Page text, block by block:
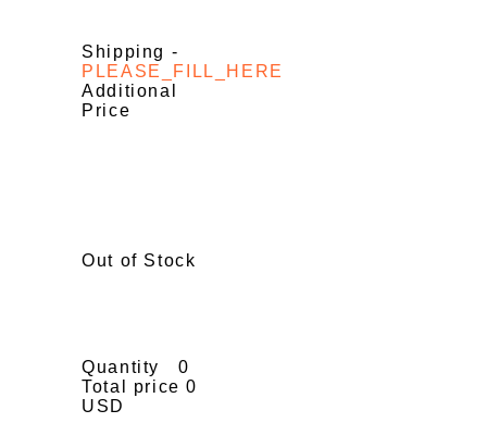
Shipping -
PLEASE_FILL_HERE
Additional
Price
Out of Stock
Quantity
0
Total price 0
USD